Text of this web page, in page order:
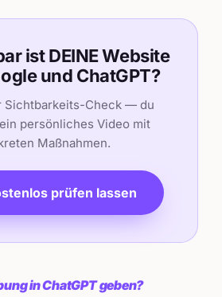
ist DEINE Website
und ChatGPT?
Sichtbarkeits-Check — du
persönliches Video mit
Maßnahmen.
prüfen lassen
in ChatGPT geben?